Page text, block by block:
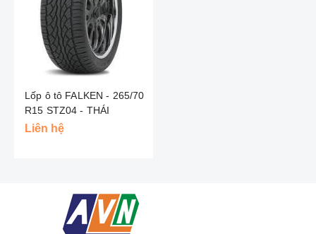
Lốp ô tô FALKEN - 265/70
R15 STZ04 - THÁI
Liên hệ